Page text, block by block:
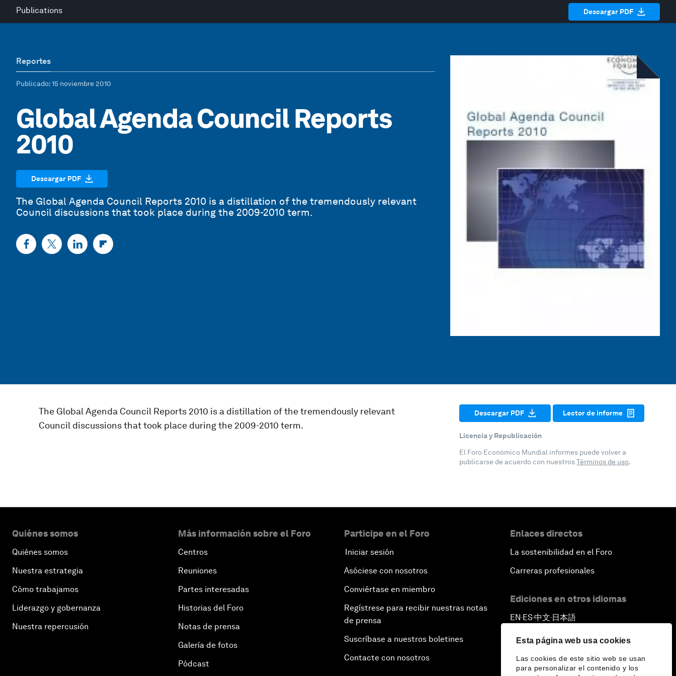
Esta página web usa cookies
Las cookies de este sitio web se usan
para personalizar el contenido y los
Publications Descargar PDF
Reportes
Publicado: 15 noviembre 2010
Global Agenda Council Reports
2010
Descargar PDF
The Global Agenda Council Reports 2010 is a distillation of the tremendously relevant
Council discussions that took place during the 2009-2010 term.
The Global Agenda Council Reports 2010 is a distillation of the tremendously relevant
Council discussions that took place during the 2009-2010 term.
Descargar PDF Lector de informe
Licencia y Republicación
El Foro Económico Mundial informes puede volver a
publicarse de acuerdo con nuestrosTérminos de uso.
Quiénes somos
Quiénes somos
Nuestra estrategia
Cómo trabajamos
Liderazgo y gobernanza
Nuestra repercusión
Más información sobre el Foro
Centros
Reuniones
Partes interesadas
Historias del Foro
Notas de prensa
Galería de fotos
Pódcast
Participe en el Foro
Iniciar sesión
Asóciese con nosotros
Conviértase en miembro
Regístrese para recibir nuestras notas
de prensa
Suscríbase a nuestros boletines
Contacte con nosotros
Enlaces directos
La sostenibilidad en el Foro
Carreras profesionales
Ediciones en otros idiomas
EN ▪ES▪中文▪ 日本語